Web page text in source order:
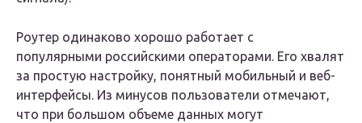
Роутер одинаково хорошо работает с
популярными российскими операторами. Его хвалят
за простую настройку, понятный мобильный и веб-
интерфейсы. Из минусов пользователи отмечают,
что при большом объеме данных могут